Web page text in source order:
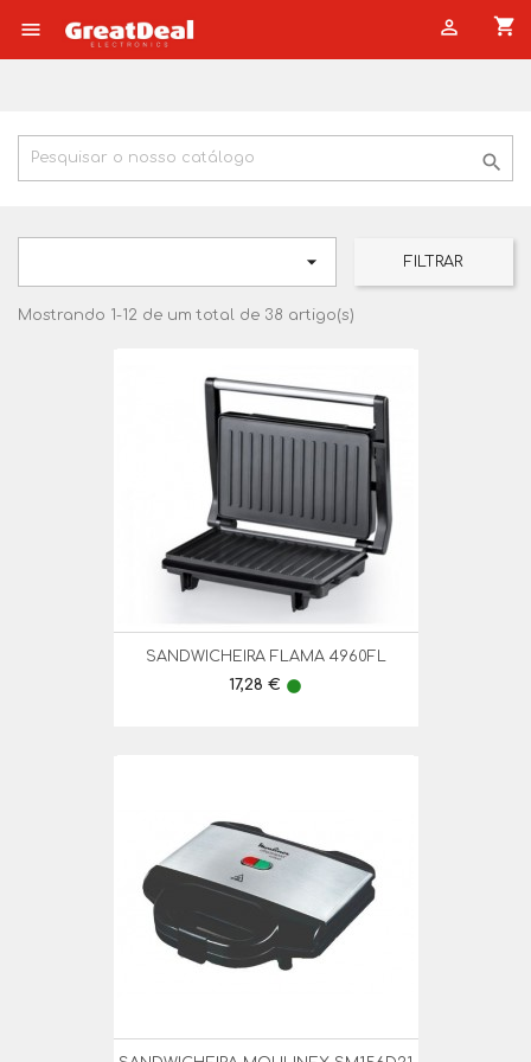
 shopping_cart


 FILTRAR
Mostrando 1-12 de um total de 38 artigo(s)
SANDWICHEIRA FLAMA 4960FL
Preço
17,28 € lens